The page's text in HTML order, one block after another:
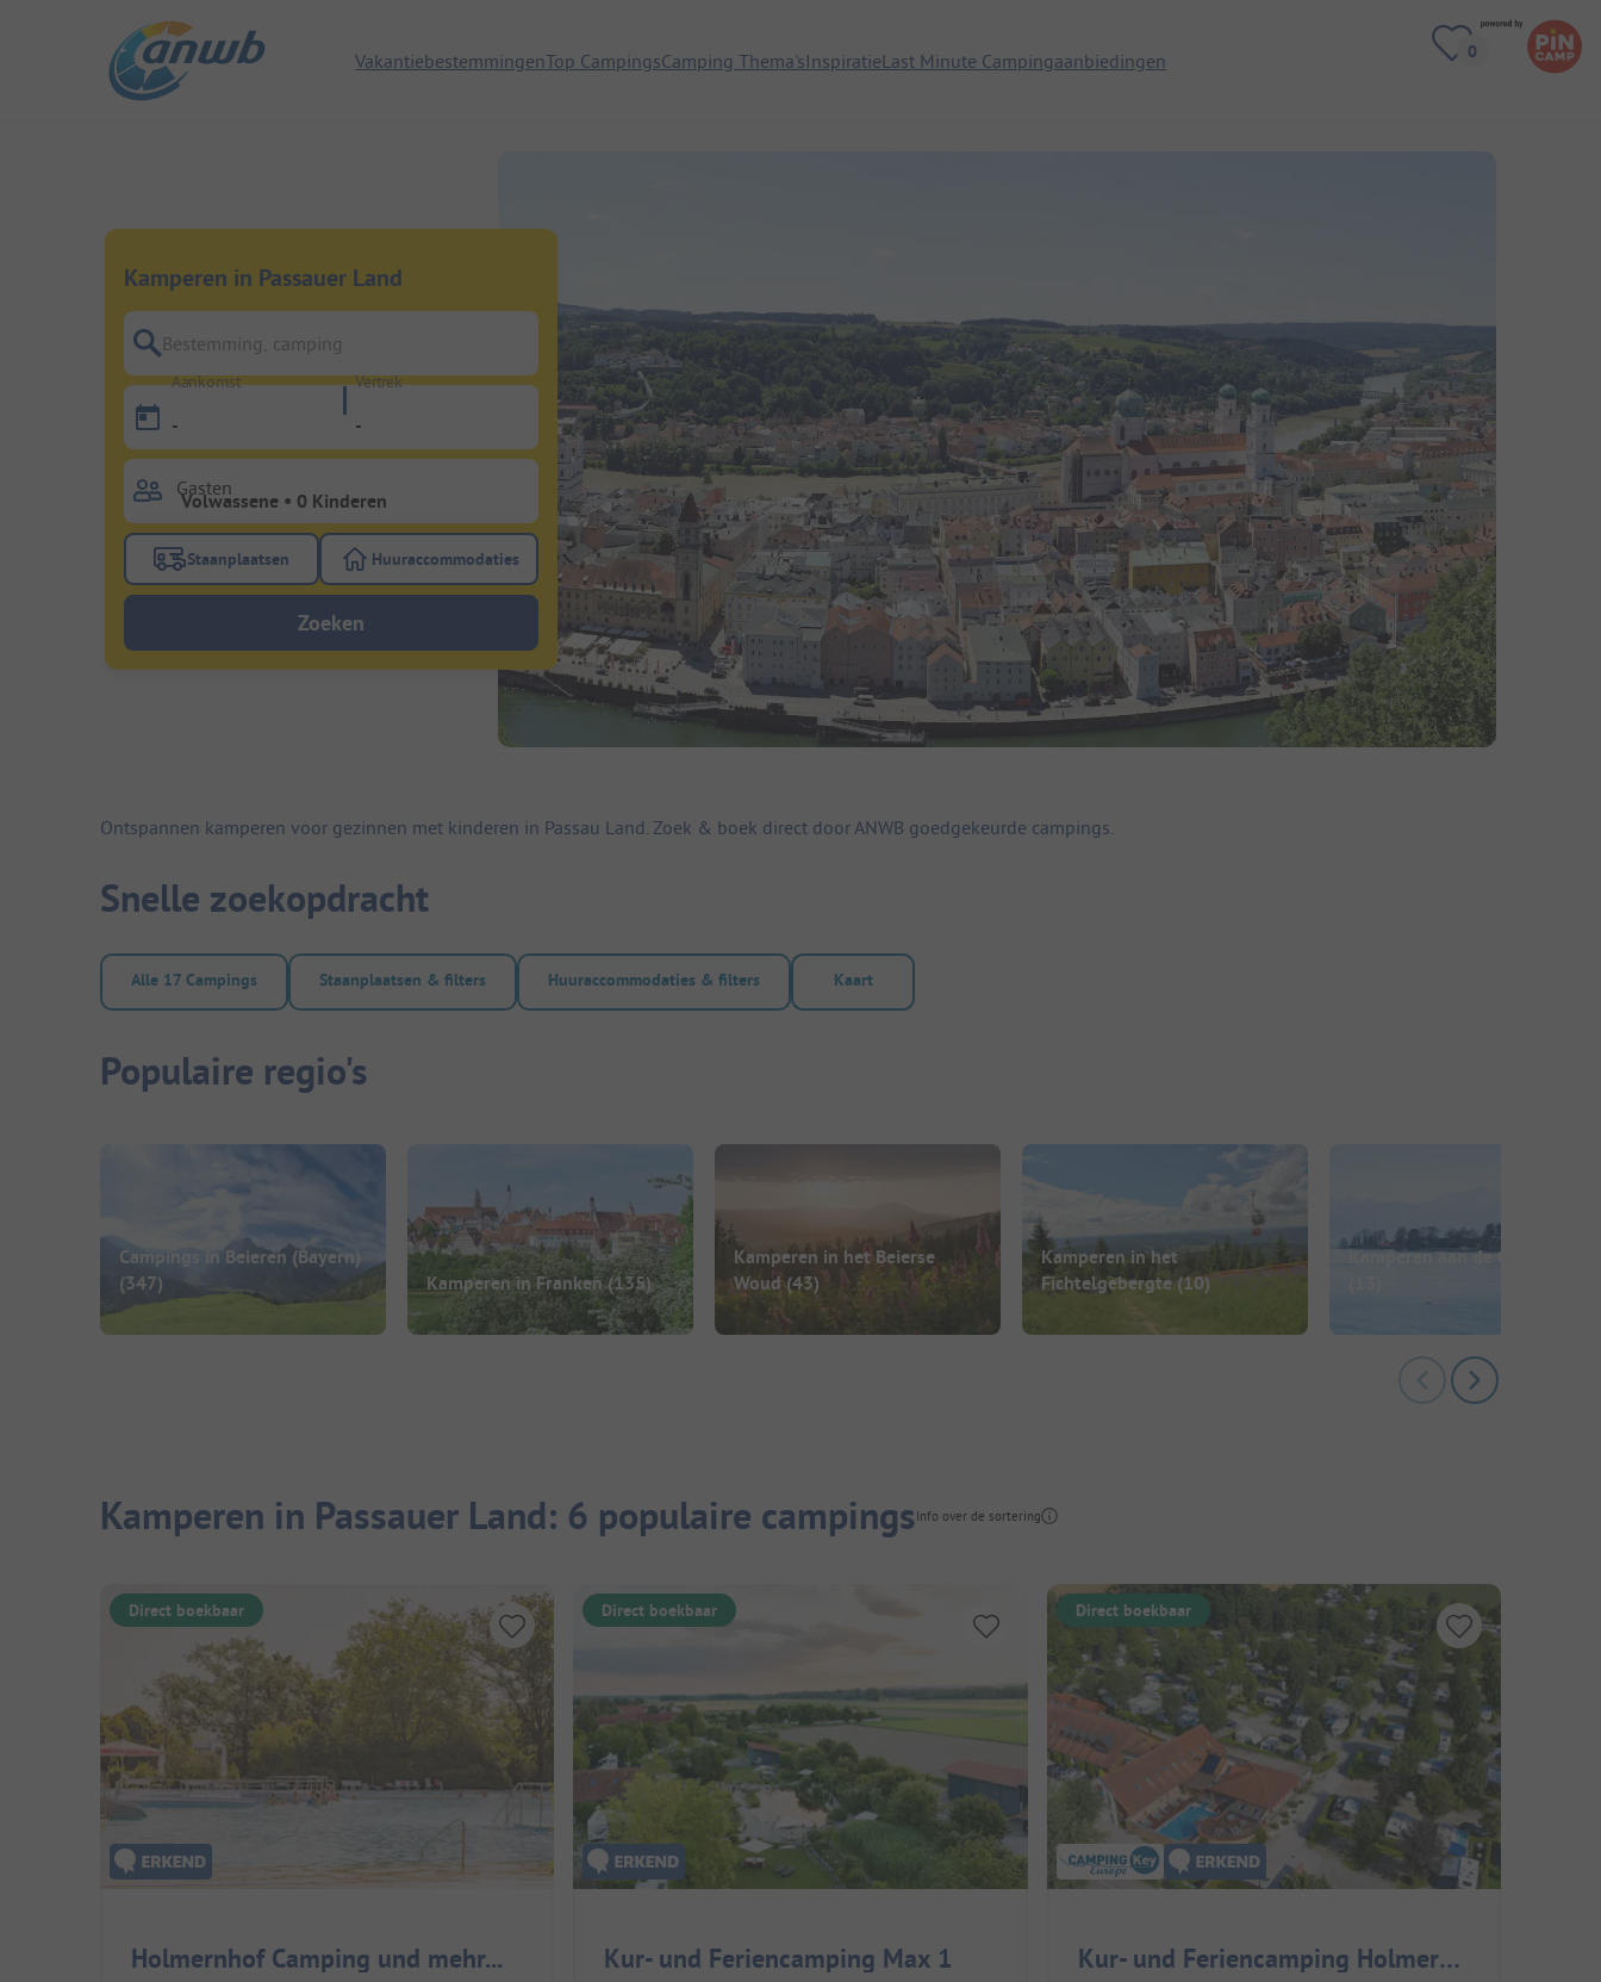
VakantiebestemmingenTop CampingsCamping Thema'sInspiratieLast Minute Campingaanbiedingen
Kamperen in Passauer Land
Bestemming, camping
Aankomst
-
Vertrek
-
Gasten
Gebruik de filterknop staanplaatsen om te zoeken naar staanplaatsen
Staanplaatsen Gebruik de filterknop huuraccommodaties om te zoeken naar huuraccommodaties
Huuraccommodaties
Zoeken
Ontspannen kamperen voor gezinnen met kinderen in Passau Land. Zoek & boek direct door ANWB goedgekeurde campings.
Snelle zoekopdracht
Alle 17 Campings Staanplaatsen & filters Huuraccommodaties & filters Kaart
Populaire regio's
Campings in Beieren (Bayern)
(347)
Kamperen in Franken(135)
Kamperen in het Beierse
Woud (43)
Kamperen in het
Fichtelgebergte (10)
Kamperen aan de Chiemsee
Kamperen in Passauer Land: 6 populaire campingsInfo over de sortering
Direct boekbaar
Holmernhof Camping und mehr...
Direct boekbaar
Kur- und Feriencamping Max 1
Direct boekbaar
Kur- und Feriencamping Holmernhof Dreiquellenbad